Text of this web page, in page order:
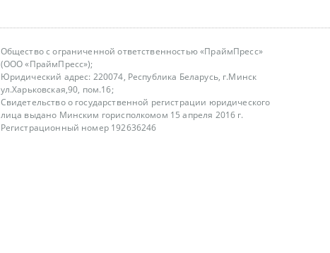
Общество с ограниченной ответственностью «ПраймПресс»
(ООО «ПраймПресс»);
Юридический адрес: 220074, Республика Беларусь, г.Минск
ул.Харьковская,90, пом.16;
Свидетельство о государственной регистрации юридического
лица выдано Минским горисполкомом 15 апреля 2016 г.
Регистрационный номер 192636246